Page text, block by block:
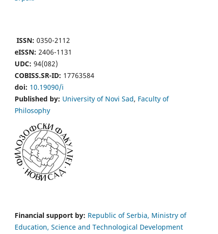
ISSN: 0350-2112
eISSN: 2406-1131
UDC: 94(082)
COBISS.SR-ID: 17763584
doi: 10.19090/i
Published by: University of Novi Sad, Faculty of
Philosophy
Financial support by: Republic of Serbia, Ministry of
Education, Science and Technological Development